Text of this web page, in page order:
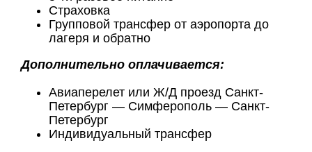
Страховка
Групповой трансфер от аэропорта до
лагеря и обратно
Дополнительно оплачивается:
Авиаперелет или Ж/Д проезд Санкт-
Петербург — Симферополь — Санкт-
Петербург
Индивидуальный трансфер